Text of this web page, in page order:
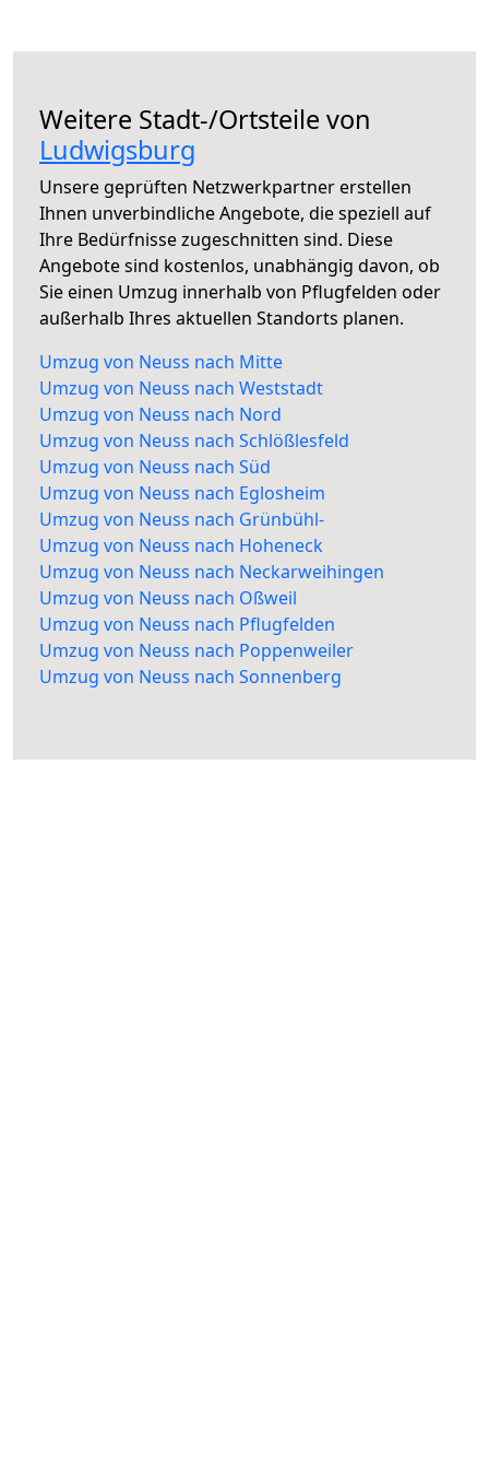
Weitere Stadt-/Ortsteile von
Ludwigsburg
Unsere geprüften Netzwerkpartner erstellen
Ihnen unverbindliche Angebote, die speziell auf
Ihre Bedürfnisse zugeschnitten sind. Diese
Angebote sind kostenlos, unabhängig davon, ob
Sie einen Umzug innerhalb von Pflugfelden oder
außerhalb Ihres aktuellen Standorts planen.
Umzug von Neuss nach Mitte
Umzug von Neuss nach Weststadt
Umzug von Neuss nach Nord
Umzug von Neuss nach Schlößlesfeld
Umzug von Neuss nach Süd
Umzug von Neuss nach Eglosheim
Umzug von Neuss nach Grünbühl-
Umzug von Neuss nach Hoheneck
Umzug von Neuss nach Neckarweihingen
Umzug von Neuss nach Oßweil
Umzug von Neuss nach Pflugfelden
Umzug von Neuss nach Poppenweiler
Umzug von Neuss nach Sonnenberg